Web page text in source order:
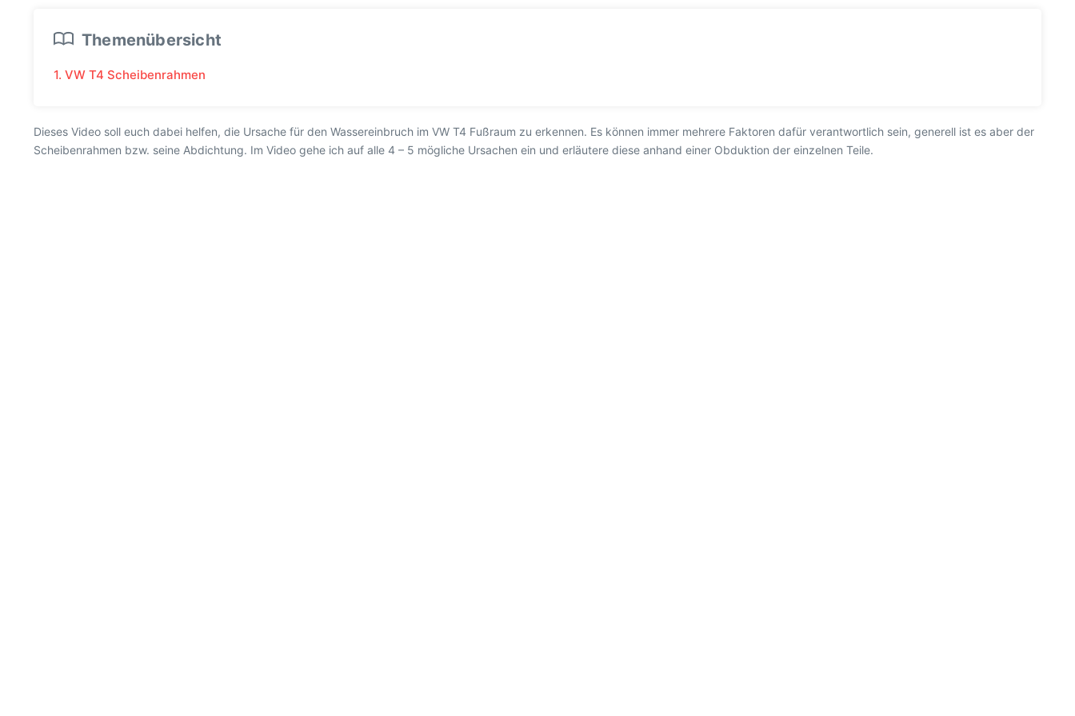
Themenübersicht
1. VW T4 Scheibenrahmen
Dieses Video soll euch dabei helfen, die Ursache für den Wassereinbruch im VW T4 Fußraum zu erkennen. Es können immer mehrere Faktoren dafür verantwortlich sein, generell ist es aber der
Scheibenrahmen bzw. seine Abdichtung. Im Video gehe ich auf alle 4 – 5 mögliche Ursachen ein und erläutere diese anhand einer Obduktion der einzelnen Teile.